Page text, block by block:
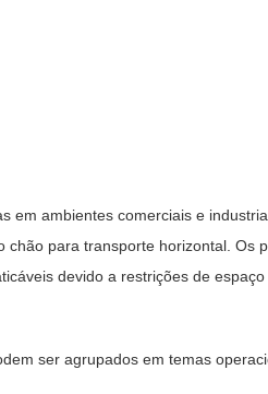
em ambientes comerciais e
para transporte horizontal. Os
​​devido a restrições de espaço
ser agrupados em temas